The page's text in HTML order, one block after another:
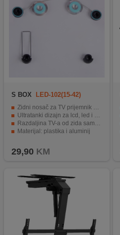
S BOX LED-102(15-42)
Zidni nosač za TV prijemnik 15"-42"
Ultratanki dizajn za lcd, led i plazma televizore
Razdaljina TV-a od zida samo 15 mm
Materijal: plastika i aluminij
29,90 KM